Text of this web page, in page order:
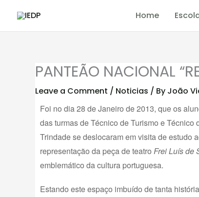
content
Home
PANTEÃO NACIONAL
Leave a Comment / Noticias / By João
Foi no dia 28 de Janeiro de 2013, que os
das turmas de Técnico de Turismo e
Trindade se deslocaram em visita de estudo
representação da peça de teatro Frei Luís de
emblemático da cultura portuguesa.
Estando este espaço imbuído de tanta